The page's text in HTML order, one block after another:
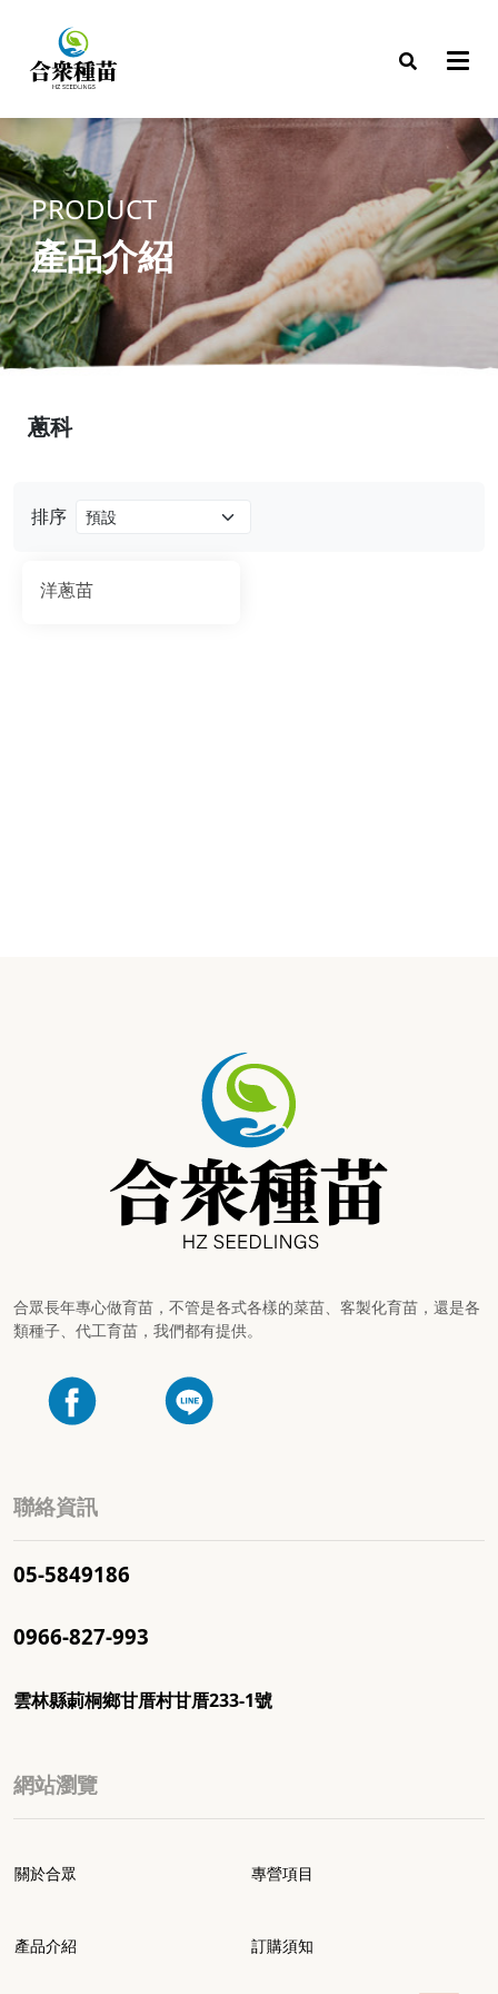
PRODUCT
產品介紹
排序
洋蔥苗
蔥科
合眾長年專心做育苗，不管是各式各樣的菜苗、客製化育苗，還是各
類種子、代工育苗，我們都有提供。
聯絡資訊
05-5849186
0966-827-993
雲林縣莿桐鄉甘厝村甘厝233-1號
網站瀏覽
關於合眾 專營項目
產品介紹 訂購須知